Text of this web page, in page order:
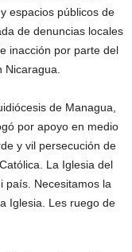
espacios públicos de
de denuncias locales
inacción por parte del
de Managua,
por apoyo en medio
y vil persecución de
La Iglesia del
país. Necesitamos la
Iglesia. Les ruego de